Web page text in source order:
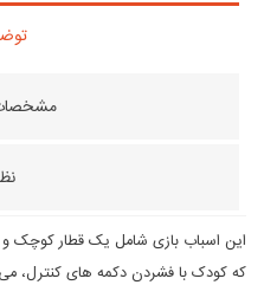
که کودک با فشردن دکمه های کنترل،